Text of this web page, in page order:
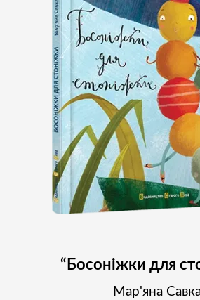
“Босоніжки для
Мар'яна